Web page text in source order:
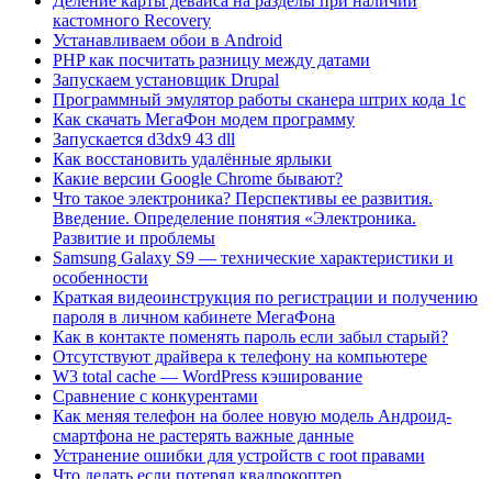
кастомного Recovery
Устанавливаем обои в Android
PHP как посчитать разницу между датами
Запускаем установщик Drupal
Программный эмулятор работы сканера штрих кода 1с
Как скачать МегаФон модем программу
Запускается d3dx9 43 dll
Как восстановить удалённые ярлыки
Какие версии Google Chrome бывают?
Что такое электроника? Перспективы ее развития.
Введение. Определение понятия «Электроника.
Развитие и проблемы
Samsung Galaxy S9 — технические характеристики и
особенности
Краткая видеоинструкция по регистрации и получению
пароля в личном кабинете МегаФона
Как в контакте поменять пароль если забыл старый?
Отсутствуют драйвера к телефону на компьютере
W3 total cache — WordPress кэширование
Сравнение с конкурентами
Как меняя телефон на более новую модель Андроид-
смартфона не растерять важные данные
Устранение ошибки для устройств с root правами
Что делать если потерял квадрокоптер